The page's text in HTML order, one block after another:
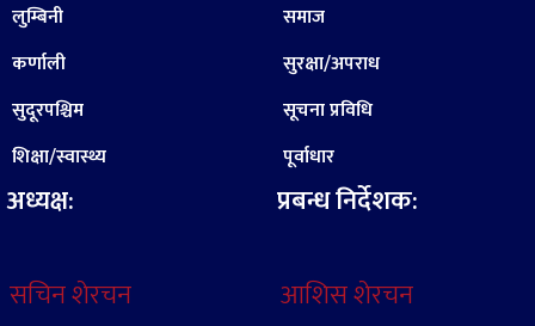
लुम्बिनी
कर्णाली
सुदूरपश्चिम
शिक्षा/स्वास्थ्य
अध्यक्ष:
सचिन शेरचन
समाज
सुरक्षा/अपराध
सूचना प्रविधि
पूर्वाधार
प्रबन्ध निर्देशक:
आशिस शेरचन